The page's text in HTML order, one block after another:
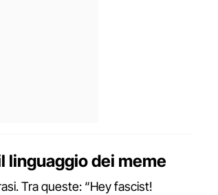
linguaggio dei meme
Tra queste: “Hey fascist!